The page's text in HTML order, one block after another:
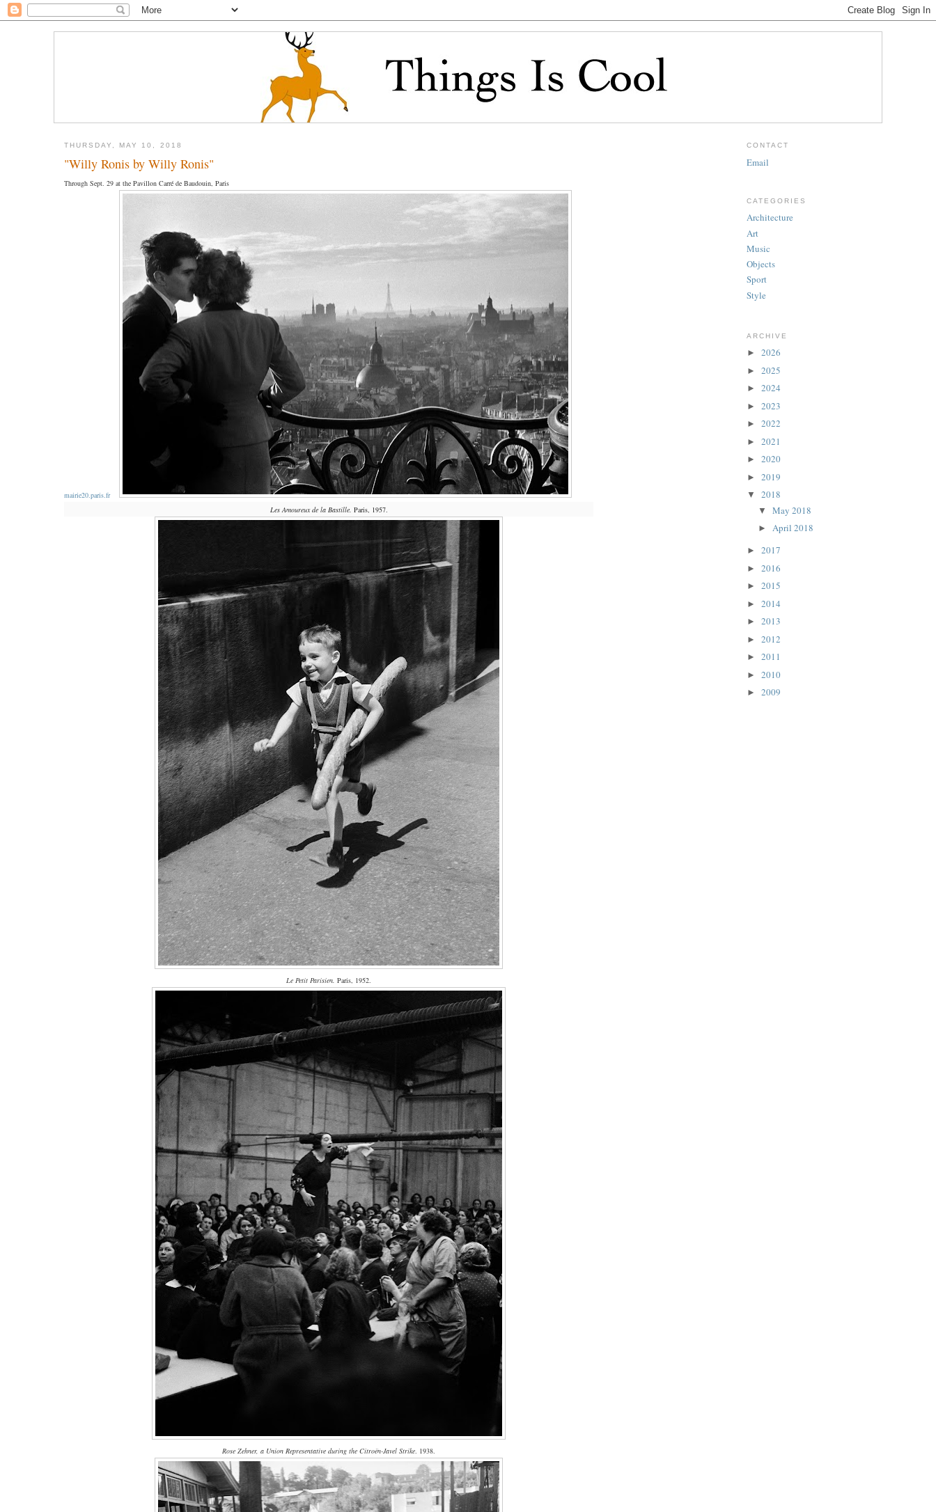
THURSDAY, MAY 10, 2018
"Willy Ronis by Willy Ronis"
Through Sept. 29 at the Pavillon Carré de Baudouin, Paris
mairie20.paris.fr
Les Amoureux de la Bastille. Paris, 1957.
Le Petit Parisien. Paris, 1952.
Rose Zehner, a Union Representative during the Citroën-Javel Strike . 1938.
CONTACT
Email
CATEGORIES
Architecture
Art
Music
Objects
Sport
Style
ARCHIVE
► 2026
► 2025
► 2024
► 2023
► 2022
► 2021
► 2020
► 2019
▼ 2018
▼ May 2018
► April 2018
► 2017
► 2016
► 2015
► 2014
► 2013
► 2012
► 2011
► 2010
► 2009